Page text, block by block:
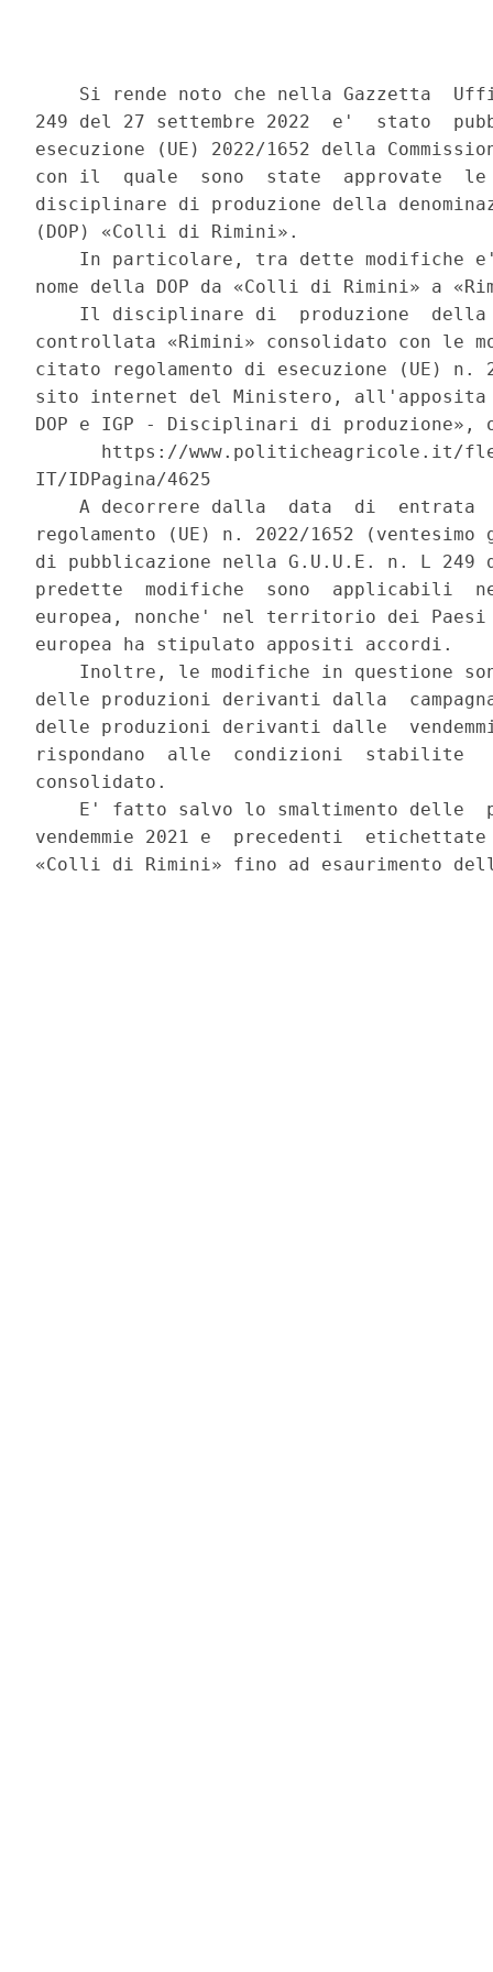
Si rende noto che nella Gazzetta
249 del 27 settembre 2022  e'  stato
esecuzione (UE) 2022/1652 della
con il  quale  sono  state  approvate
disciplinare di produzione della
(DOP) «Colli di Rimini».
In particolare, tra dette modifiche
nome della DOP da «Colli di Rimini» a
Il disciplinare di  produzione
controllata «Rimini» consolidato con le
citato regolamento di esecuzione (UE) n.
sito internet del Ministero,
DOP e IGP - Disciplinari di
https://www.politicheagricole.it/
IT/IDPagina/4625
A decorrere dalla  data  di  entrata
regolamento (UE) n. 2022/1652
di pubblicazione nella G.U.U.E. n. L 249
predette  modifiche  sono  applicabili
europea, nonche' nel territorio dei
europea ha stipulato appositi accordi.
Inoltre, le modifiche in questione
delle produzioni derivanti dalla
delle produzioni derivanti dalle
rispondano  alle  condizioni
consolidato.
E' fatto salvo lo smaltimento delle
vendemmie 2021 e  precedenti